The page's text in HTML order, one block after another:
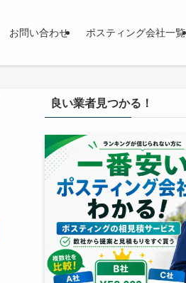
お問い合わせ ポスティング会社一覧
良い業者見つかる！